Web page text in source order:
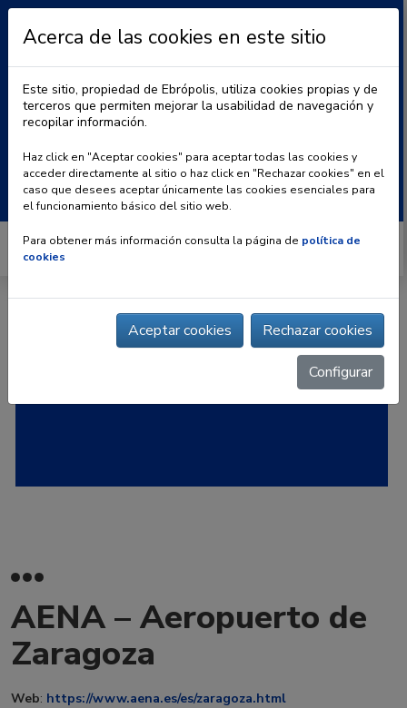
BLOG | CONTACTO
Buscar:
Inicio» | AENA – Aeropuerto de Zaragoza
AENA – Aeropuerto de
Zaragoza
Web: https://www.aena.es/es/zaragoza.html
Acerca de las cookies en este sitio
Este sitio, propiedad de Ebrópolis, utiliza cookies propias y de
terceros que permiten mejorar la usabilidad de navegación y
recopilar información.
Haz click en "Aceptar cookies" para aceptar todas las cookies y
acceder directamente al sitio o haz click en "Rechazar cookies" en el
caso que desees aceptar únicamente las cookies esenciales para
el funcionamiento básico del sitio web.
Para obtener más información consulta la página de política de
cookies
Aceptar cookies Rechazar cookies
Configurar